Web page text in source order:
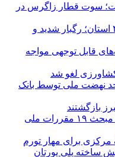
سوت قطار زاگرس در
هشدار نارنجی هواشناسی برای ۴ استان؛ رگبار شدید و
قابل توجهی مواجه
کشاورزی لغو شد
از ۳۹۶ هزار واحد نهضت ملی توسط بانک
تمدید اجرای همزمان دو ویرایش مبحث ۱۹ مقررات ملی
مرکزی برای مهار تورم
ساخته پلی یورتان